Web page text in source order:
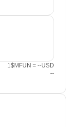
1$MFUN = --USD
--